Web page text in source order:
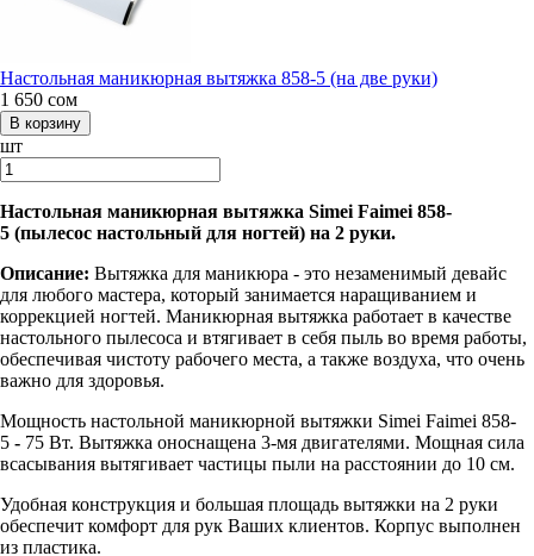
Настольная маникюрная вытяжка 858-5 (на две руки)
1 650 сом
шт
Настольная маникюрная вытяжка Simei Faimei 858-
5 (пылесос настольный для ногтей) на 2 руки.
Описание: Вытяжка для маникюра - это незаменимый девайс
для любого мастера, который занимается наращиванием и
коррекцией ногтей. Маникюрная вытяжка работает в качестве
настольного пылесоса и втягивает в себя пыль во время работы,
обеспечивая чистоту рабочего места, а также воздуха, что очень
важно для здоровья.
Мощность настольной маникюрной вытяжки Simei Faimei 858-
5 - 75 Вт. Вытяжка оноснащена 3-мя двигателями. Мощная сила
всасывания вытягивает частицы пыли на расстоянии до 10 см.
Удобная конструкция и большая площадь вытяжки на 2 руки
обеспечит комфорт для рук Ваших клиентов. Корпус выполнен
из пластика.